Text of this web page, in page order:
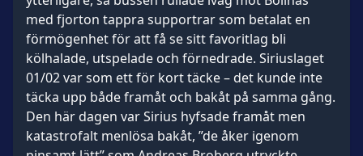
med fjorton tappra supportrar som betalat en
förmögenhet för att få se sitt favoritlag bli
kölhalade, utspelade och förnedrade. Siriuslaget
01/02 var som ett för kort täcke – det kunde inte
täcka upp både framåt och bakåt på samma gång.
Den här dagen var Sirius hyfsade framåt men
katastrofalt menlösa bakåt, ”de åker igenom